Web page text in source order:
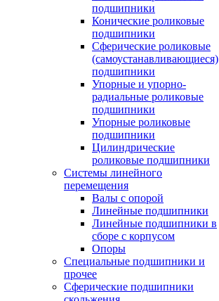
подшипники
Конические роликовые
подшипники
Сферические роликовые
(самоустанавливающиеся)
подшипники
Упорные и упорно-
радиальные роликовые
подшипники
Упорные роликовые
подшипники
Цилиндрические
роликовые подшипники
Системы линейного
перемещения
Валы с опорой
Линейные подшипники
Линейные подшипники в
сборе с корпусом
Опоры
Специальные подшипники и
прочее
Сферические подшипники